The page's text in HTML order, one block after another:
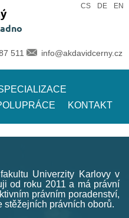
511 info@akdavidcerny.cz
CS| DE| EN
KONTAKT
Univerzity Karlovy v
od roku 2011 a má právní
právním poradenství,
stěžejních právních oborů.